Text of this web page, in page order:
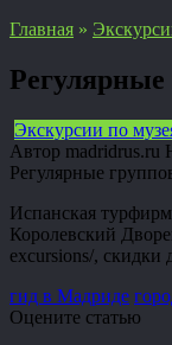
Главная »
Экскурсии по
Автор madridrus.ru
Регулярные
Испанская
Королевский
excursions/, скидки
гид в Мадриде
Оцените статью